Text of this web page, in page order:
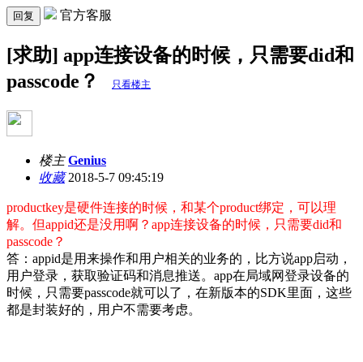
回复 官方客服
[求助] app连接设备的时候，只需要did和
passcode？
只看楼主
楼主 Genius
收藏2018-5-7 09:45:19
productkey是硬件连接的时候，和某个product绑定，可以理
解。但appid还是没用啊？app连接设备的时候，只需要did和
passcode？
答：appid是用来操作和用户相关的业务的，比方说app启动，
用户登录，获取验证码和消息推送。app在局域网登录设备的
时候，只需要passcode就可以了，在新版本的SDK里面，这些
都是封装好的，用户不需要考虑。